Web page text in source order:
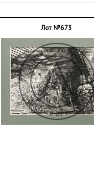
Лот №673